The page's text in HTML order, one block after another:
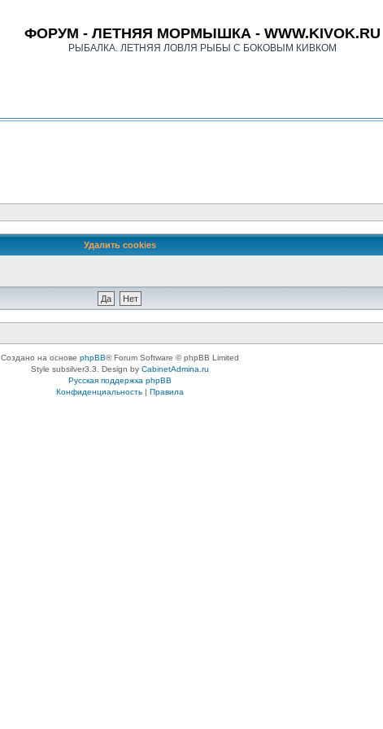
ФОРУМ - ЛЕТНЯЯ МОРМЫШКА - WWW.KIVOK.RU
РЫБАЛКА. ЛЕТНЯЯ ЛОВЛЯ РЫБЫ С БОКОВЫМ КИВКОМ
Удалить cookies
Создано на основе phpBB® Forum Software © phpBB Limited
Style subsilver3.3. Design by CabinetAdmina.ru
Русская поддержка phpBB
Конфиденциальность| Правила